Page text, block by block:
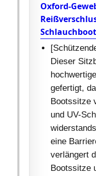
Oxford-
Dieser
gefertigt,
Bootssitze
und UV-
eine
verlängert
Bootssitze